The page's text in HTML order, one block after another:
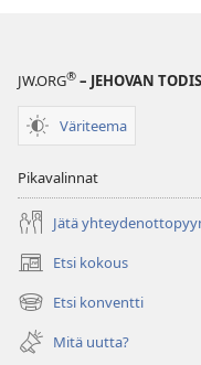
JW.ORG® – JEHOVAN
Väriteema
Pikavalinnat
Jätä
Etsi kokous
(avaa
uuden
ikkunan)
Etsi konventti
(avaa
uuden
ikkunan)
Mitä uutta?